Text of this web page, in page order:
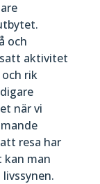
och
aktivitet
rik
när vi
resa har
man